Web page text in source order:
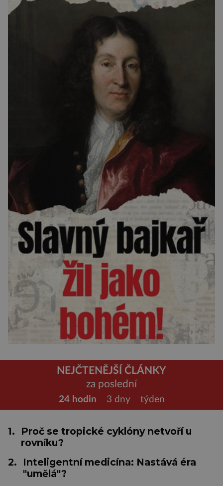
NEJČTENĚJŠÍ ČLÁNKY
za poslední
24 hodin 3 dny týden
1.
Proč se tropické cyklóny netvoří u
rovníku?
2.
Inteligentní medicína: Nastává éra
"umělá"?